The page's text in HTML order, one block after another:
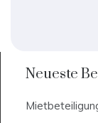
Neueste